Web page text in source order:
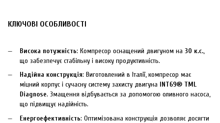
КЛЮЧОВІ ОСОБЛИВОСТІ
Висока потужність: Компресор оснащений двигуном на 30 к.с.,
що забезпечує стабільну і високу продуктивність.
Надійна конструкція: Виготовлений в Італії, компресор має
міцний корпус і сучасну систему захисту двигуна INT69® TML
Diagnose. Змащення відбувається за допомогою оливного насоса,
що підвищує надійність.
Енергоефективність: Оптимізована конструкція дозволяє досягти